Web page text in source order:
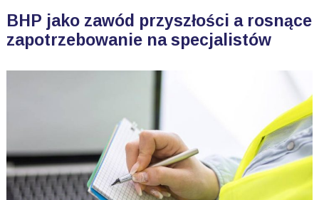
BHP jako zawód przyszłości a rosnące
zapotrzebowanie na specjalistów